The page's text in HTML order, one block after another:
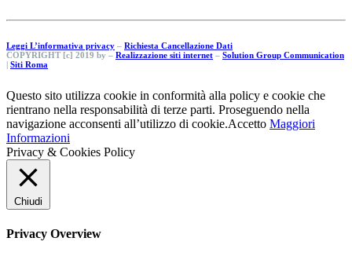
Leggi L’informativa privacy – Richiesta Cancellazione Dati
COPYRIGHT [c] 2019 by – Realizzazione siti internet – Solution Group Communication
Siti Roma
Questo sito utilizza cookie in conformità alla policy e cookie che
rientrano nella responsabilità di terze parti. Proseguendo nella
navigazione acconsenti all’utilizzo di cookie.Accetto Maggiori
Informazioni
Privacy & Cookies Policy
Chiudi
Privacy Overview